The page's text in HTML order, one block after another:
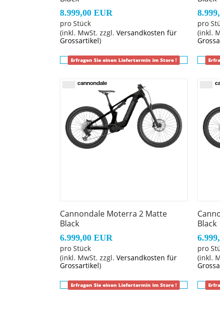
Speichen : Sapim Race
Schalthebel
: Shimano XT Di2 M8250,
Sattel: Fizik Terra Aidon X5, 145mm,
Lenkervorbau: Cannondale Trail HeadsUp
8.999,00 EUR
pro Stück
(inkl. MwSt. zzgl. Versandkosten für
Grossartikel)
Erfragen Sie einen Liefertermin im Store !
pro
(inkl.
Cannondale Moterra 2 Matte
Black
6.999,00 EUR
pro Stück
(inkl. MwSt. zzgl. Versandkosten für
Grossartikel)
Erfragen Sie einen Liefertermin im Store !
Black
pro
(inkl.